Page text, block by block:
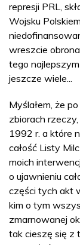
represji PRL,
Wojsku
wreszcie
tego
jeszcze wiele...
Myślałem, że
zbiorach
1992 r. a które
całość Listy
moich
o ujawnieniu
części tych akt
kim o tym
zmarnowanej
tak cieszę się z